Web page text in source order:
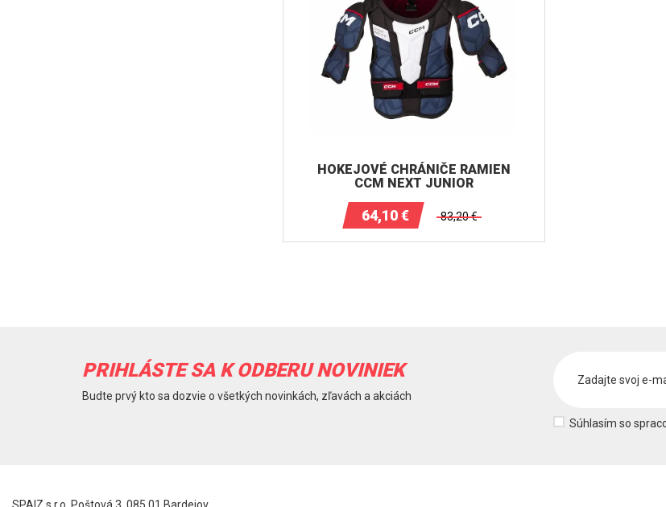
HOKEJOVÉ CHRÁNIČE RAMIEN
CCM NEXT JUNIOR
64,10€ 83,20€
PRIHLÁSTE SA K ODBERU NOVINIEK
Budte prvý kto sa dozvie o všetkých novinkách, zľavách a akciách
Súhlasím so